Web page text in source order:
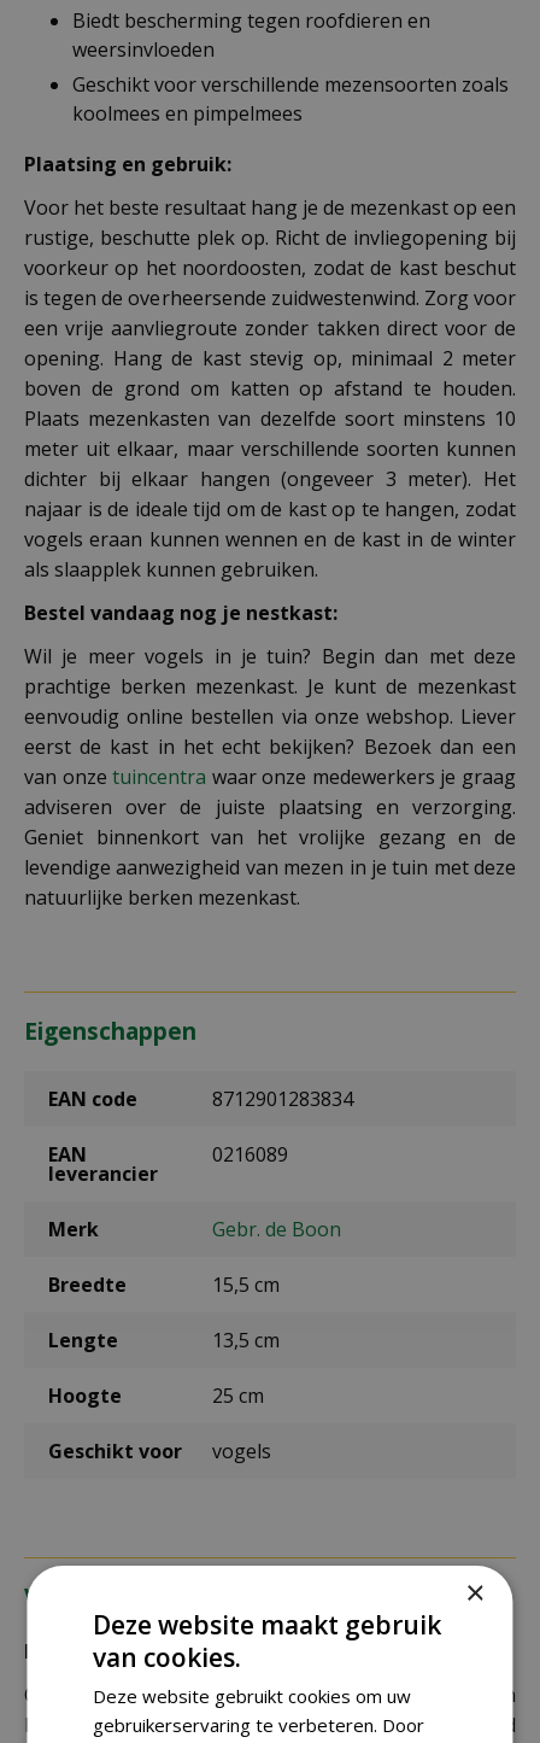
Biedt bescherming tegen roofdieren en
weersinvloeden
Geschikt voor verschillende mezensoorten zoals
koolmees en pimpelmees
Plaatsing en gebruik:
Voor het beste resultaat hang je de mezenkast op een
rustige, beschutte plek op. Richt de invliegopening bij
voorkeur op het noordoosten, zodat de kast beschut
is tegen de overheersende zuidwestenwind. Zorg voor
een vrije aanvliegroute zonder takken direct voor de
opening. Hang de kast stevig op, minimaal 2 meter
boven de grond om katten op afstand te houden.
Plaats mezenkasten van dezelfde soort minstens 10
meter uit elkaar, maar verschillende soorten kunnen
dichter bij elkaar hangen (ongeveer 3 meter). Het
najaar is de ideale tijd om de kast op te hangen, zodat
vogels eraan kunnen wennen en de kast in de winter
als slaapplek kunnen gebruiken.
Bestel vandaag nog je nestkast:
Wil je meer vogels in je tuin? Begin dan met deze
prachtige berken mezenkast. Je kunt de mezenkast
eenvoudig online bestellen via onze webshop. Liever
eerst de kast in het echt bekijken? Bezoek dan een
van onzetuincentra waar onze medewerkers je graag
adviseren over de juiste plaatsing en verzorging.
Geniet binnenkort van het vrolijke gezang en de
levendige aanwezigheid van mezen in je tuin met deze
natuurlijke berken mezenkast.
Eigenschappen
EAN code 8712901283834
EAN
leverancier
0216089
Merk Gebr. de Boon
Breedte 15,5 cm
Lengte 13,5 cm
Hoogte 25 cm
Geschikt voor vogels
Verzending
Bezorging:
Om uw bestelling goed en veilig bij u thuis te laten
bezorgen maken wij gebruik van PostNL. De levertijd
×
Deze website maakt gebruik
van cookies.
Deze website gebruikt cookies om uw
gebruikerservaring te verbeteren. Door